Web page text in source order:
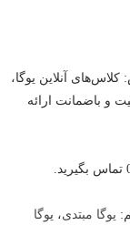
و تدریس: کلاس‌های آنلاین یوگا،
و باضمانت ارائه
یوگا مبتدی، یوگا